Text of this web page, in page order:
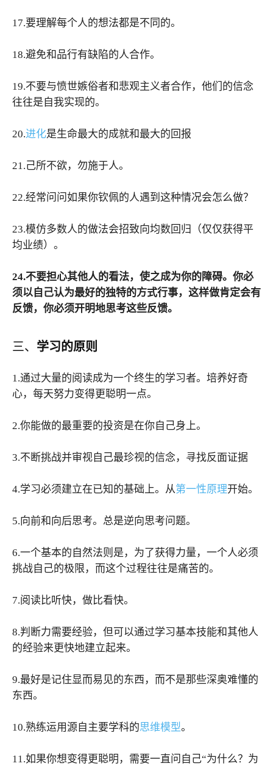
17.要理解每个人的想法都是不同的。
18.避免和品行有缺陷的人合作。
19.不要与愤世嫉俗者和悲观主义者合作，他们的信念
往往是自我实现的。
20.进化是生命最大的成就和最大的回报
21.己所不欲，勿施于人。
22.经常问问如果你钦佩的人遇到这种情况会怎么做？
23.模仿多数人的做法会招致向均数回归（仅仅获得平
均业绩）。
24.不要担心其他人的看法，使之成为你的障碍。你必
须以自己认为最好的独特的方式行事，这样做肯定会有
反馈，你必须开明地思考这些反馈。
三、 学习的原则
1.通过大量的阅读成为一个终生的学习者。培养好奇
心，每天努力变得更聪明一点。
2.你能做的最重要的投资是在你自己身上。
3.不断挑战并审视自己最珍视的信念，寻找反面证据
4.学习必须建立在已知的基础上。从第一性原理开始。
5.向前和向后思考。总是逆向思考问题。
6.一个基本的自然法则是，为了获得力量，一个人必须
挑战自己的极限，而这个过程往往是痛苦的。
7.阅读比听快，做比看快。
8.判断力需要经验，但可以通过学习基本技能和其他人
的经验来更快地建立起来。
9.最好是记住显而易见的东西，而不是那些深奥难懂的
东西。
10.熟练运用源自主要学科的思维模型。
11.如果你想变得更聪明，需要一直问自己“为什么？为